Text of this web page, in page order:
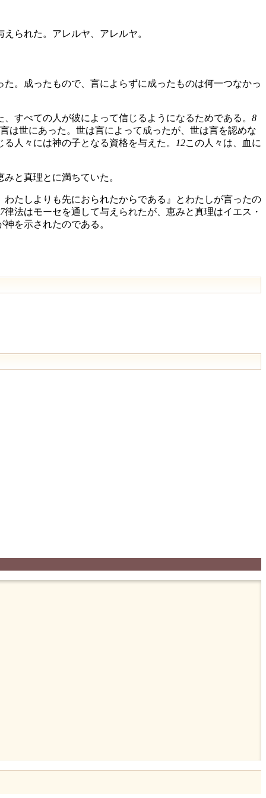
られた。アレルヤ、アレルヤ。
た。成ったもので、言によらずに成ったものは何一つなかっ
すべての人が彼によって信じるようになるためである。 8
言は世にあった。世は言によって成ったが、世は言を認めな
人々には神の子となる資格を与えた。 12この人々は、血に
と真理とに満ちていた。
たしよりも先におられたからである』とわたしが言ったの
律法はモーセを通して与えられたが、恵みと真理はイエス・
を示されたのである。